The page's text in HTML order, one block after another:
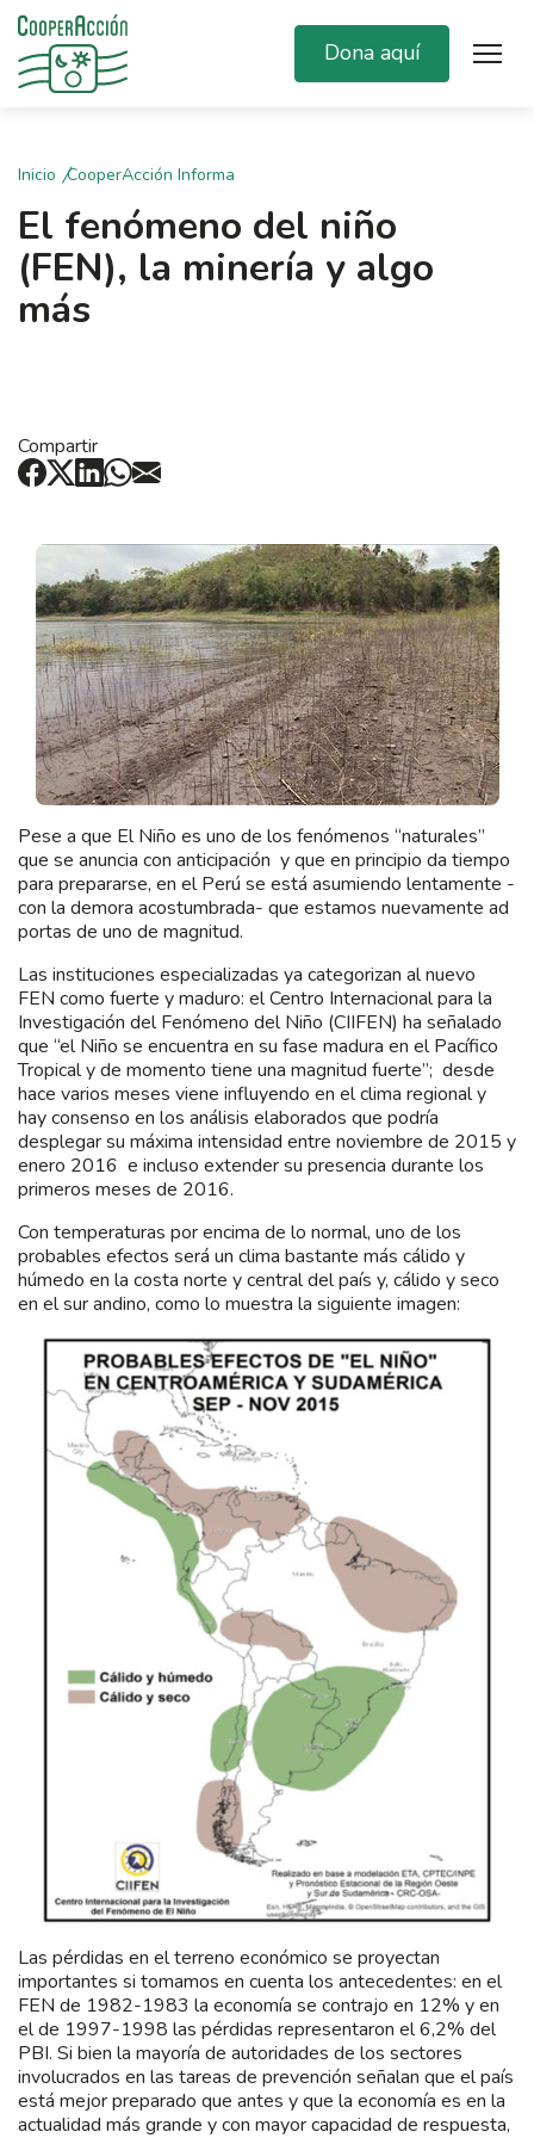
Dona aquí
Inicio CooperAcción Informa
El fenómeno del niño
(FEN), la minería y algo
más
Compartir
Pese a que El Niño es uno de los fenómenos “naturales”
que se anuncia con anticipación y que en principio da tiempo
para prepararse, en el Perú se está asumiendo lentamente -
con la demora acostumbrada- que estamos nuevamente ad
portas de uno de magnitud.
Las instituciones especializadas ya categorizan al nuevo
FEN como fuerte y maduro: el Centro Internacional para la
Investigación del Fenómeno del Niño (CIIFEN) ha señalado
que “el Niño se encuentra en su fase madura en el Pacífico
Tropical y de momento tiene una magnitud fuerte”; desde
hace varios meses viene influyendo en el clima regional y
hay consenso en los análisis elaborados que podría
desplegar su máxima intensidad entre noviembre de 2015 y
enero 2016 e incluso extender su presencia durante los
primeros meses de 2016.
Con temperaturas por encima de lo normal, uno de los
probables efectos será un clima bastante más cálido y
húmedo en la costa norte y central del país y, cálido y seco
en el sur andino, como lo muestra la siguiente imagen:
Las pérdidas en el terreno económico se proyectan
importantes si tomamos en cuenta los antecedentes: en el
FEN de 1982-1983 la economía se contrajo en 12% y en
el de 1997-1998 las pérdidas representaron el 6,2% del
PBI. Si bien la mayoría de autoridades de los sectores
involucrados en las tareas de prevención señalan que el país
está mejor preparado que antes y que la economía es en la
actualidad más grande y con mayor capacidad de respuesta,